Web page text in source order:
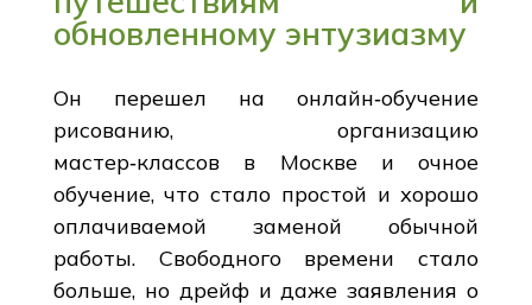
обновленному энтузиазму
Он перешел на онлайн‑обучение
рисованию, организацию
мастер‑классов в Москве и очное
обучение, что стало простой и хорошо
оплачиваемой заменой обычной
работы. Свободного времени стало
больше, но дрейф и даже заявления о